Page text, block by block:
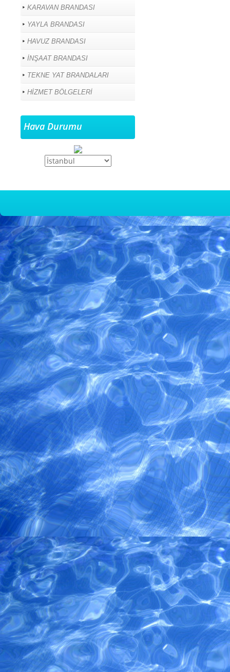
KARAVAN BRANDASI
YAYLA BRANDASI
HAVUZ BRANDASI
İNŞAAT BRANDASI
TEKNE YAT BRANDALARI
HİZMET BÖLGELERİ
Hava Durumu